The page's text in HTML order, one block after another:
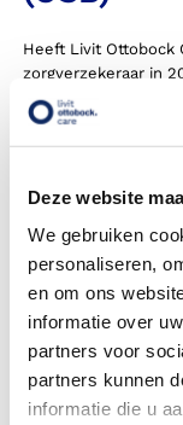
Deze website
We gebruiken
personaliseren,
en om ons
informatie over
partners voor
partners kunnen
informatie die u
Heeft Livit Ottobock
zorgverzekeraar in
Krijg ik een
ook wel OSA
Moet ik een eigen
schoenen?
schoenen?
Wordt de eigen
Heb ik vooraf